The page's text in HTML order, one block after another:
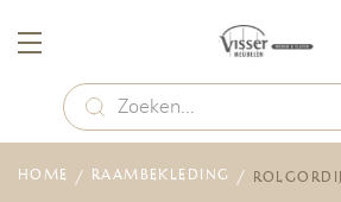
HOME RAAMBEKLEDING